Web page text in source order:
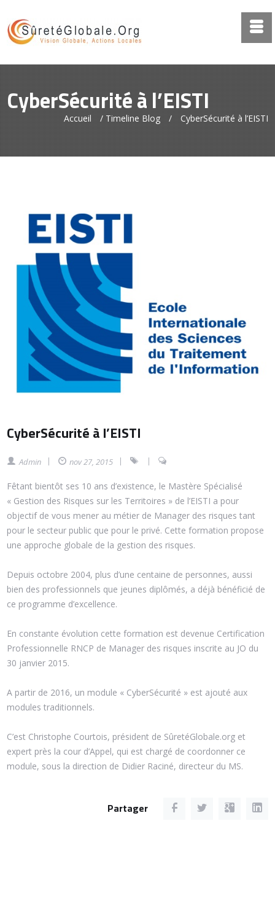
CyberSécurité à l’EISTI
Accueil /Timeline Blog / CyberSécurité à l’EISTI
CyberSécurité à l’EISTI
Admin nov 27, 2015
Fêtant bientôt ses 10 ans d’existence, le Mastère Spécialisé
« Gestion des Risques sur les Territoires » de l’EISTI a pour
objectif de vous mener au métier de Manager des risques tant
pour le secteur public que pour le privé. Cette formation propose
une approche globale de la gestion des risques.
Depuis octobre 2004, plus d’une centaine de personnes, aussi
bien des professionnels que jeunes diplômés, a déjà bénéficié de
ce programme d’excellence.
En constante évolution cette formation est devenue Certification
Professionnelle RNCP de Manager des risques inscrite au JO du
30 janvier 2015.
A partir de 2016, un module « CyberSécurité » est ajouté aux
modules traditionnels.
C’est Christophe Courtois, président de SûretéGlobale.org et
expert près la cour d’Appel, qui est chargé de coordonner ce
module, sous la direction de Didier Raciné, directeur du MS.
Partager